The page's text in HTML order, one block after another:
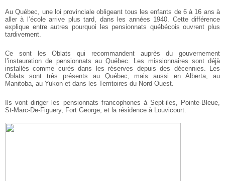
Au Québec, une loi provinciale obligeant tous les enfants de 6 à 16 ans à
aller à l’école arrive plus tard, dans les années 1940. Cette différence
explique entre autres pourquoi les pensionnats québécois ouvrent plus
tardivement.
Ce sont les Oblats qui recommandent auprès du gouvernement
l’instauration de pensionnats au Québec. Les missionnaires sont déjà
installés comme curés dans les réserves depuis des décennies. Les
Oblats sont très présents au Québec, mais aussi en Alberta, au
Manitoba, au Yukon et dans les Territoires du Nord-Ouest.
Ils vont diriger les pensionnats francophones à Sept-iles, Pointe-Bleue,
St-Marc-De-Figuery, Fort George, et la résidence à Louvicourt.